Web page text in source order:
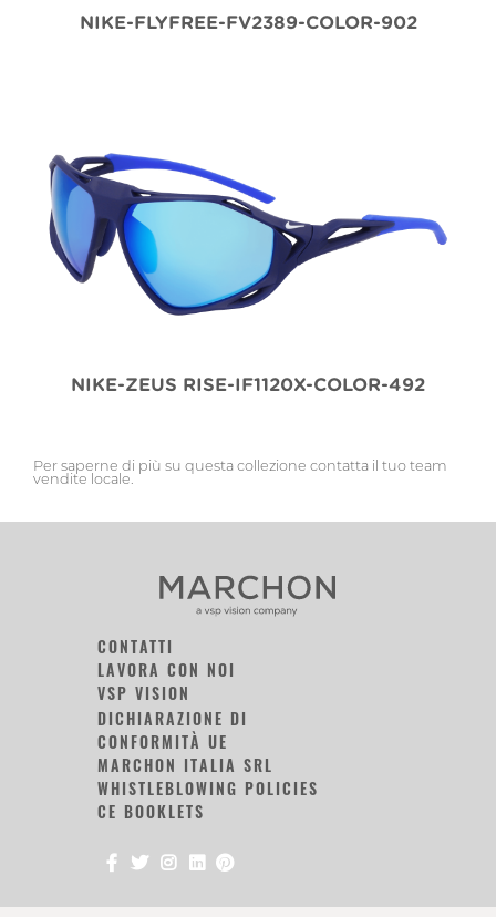
NIKE-FLYFREE-FV2389-COLOR-902
NIKE-ZEUS RISE-IF1120X-COLOR-492
Per saperne di più su questa collezione contatta il tuo team
vendite locale.
CONTATTI
LAVORA CON NOI
VSP VISION
DICHIARAZIONE DI
CONFORMITÀ UE
MARCHON ITALIA SRL
WHISTLEBLOWING POLICIES
CE BOOKLETS